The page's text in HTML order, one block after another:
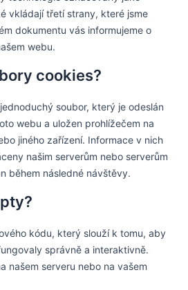
vkládají třetí strany, které jsme
dokumentu vás informujeme o
webu.
cookies?
soubor, který je odeslán
webu a uložen prohlížečem na
jiného zařízení. Informace v nich
našim serverům nebo serverům
během následné návštěvy.
kódu, který slouží k tomu, aby
správně a interaktivně.
našem serveru nebo na vašem